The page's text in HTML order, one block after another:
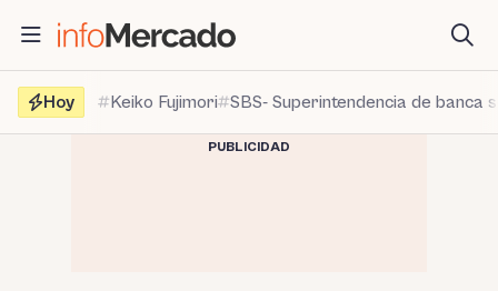
contenido
Hoy
Keiko Fujimori SBS- Superintendencia de banca
PUBLICIDAD